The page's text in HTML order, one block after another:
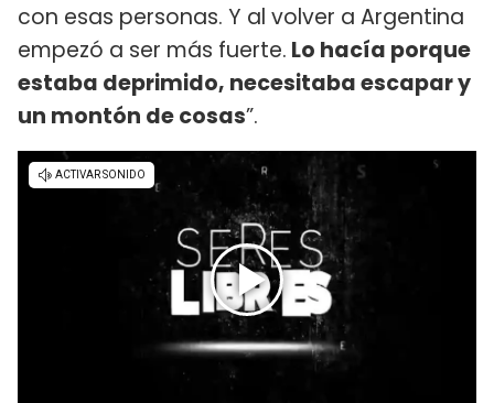
con esas personas. Y al volver a Argentina
empezó a ser más fuerte. Lo hacía porque
estaba deprimido, necesitaba escapar y
un montón de cosas”.